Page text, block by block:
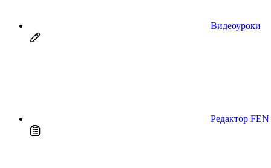
Видеоуроки
Редактор FEN